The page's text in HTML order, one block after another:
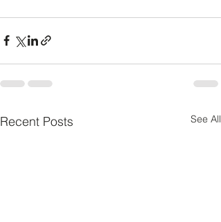
Recent Posts See All